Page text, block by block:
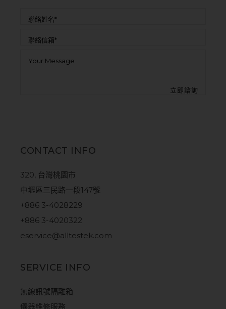
CONTACT INFO
320, 台灣桃園市
中壢區三民路一段147號
+886 3-4028229
+886 3-4020322
eservice@alltestek.com
SERVICE INFO
無線訊號隔離箱
儀器維修服務